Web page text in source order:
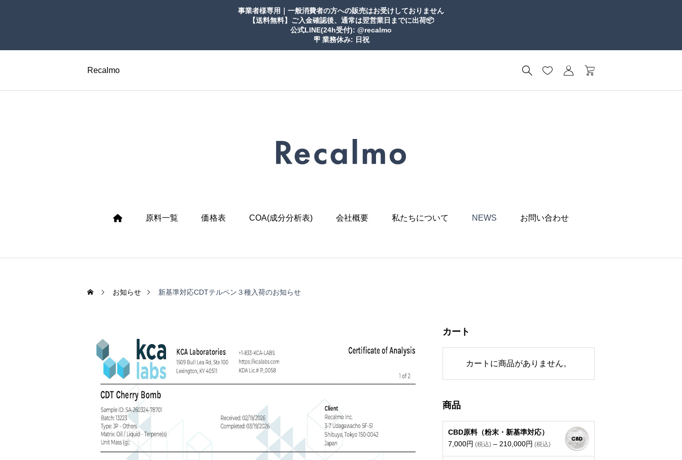
事業者様専用｜一般消費者の方への販売はお受けしておりません
【送料無料】ご入金確認後、通常は翌営業日までに出荷📦
公式LINE(24h受付): @recalmo
🪧 業務休み: 日祝
Recalmo
原料一覧 価格表 COA(成分分析表) 会社概要 私たちについて NEWS お問い合わせ
お知らせ 新基準対応CDTテルペン３種入荷のお知らせ
カート
カートに商品がありません。
商品
CBD原料（粉末・新基準対応）
7,000円 – 210,000円
価
格